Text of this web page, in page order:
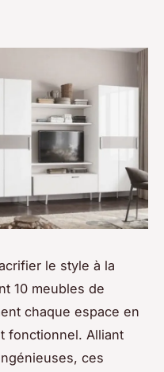
le style à la
10 meubles de
chaque espace en
fonctionnel. Alliant
ces